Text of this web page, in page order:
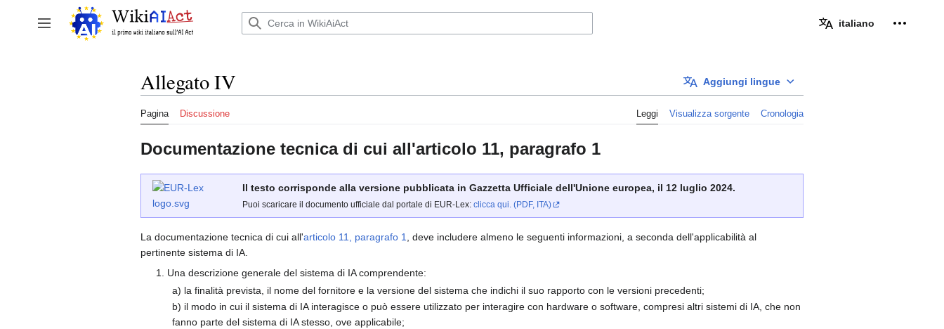
contenuto
Attiva/disattiva la barra laterale italiano
Aggiungi lingue
Allegato IV
Pagina Discussione Leggi Visualizza sorgente Cronologia
Documentazione tecnica di cui all'articolo 11, paragrafo 1
Il testo corrisponde alla versione pubblicata in Gazzetta Ufficiale dell'Unione europea, il 12 luglio 2024.
Puoi scaricare il documento ufficiale dal portale di EUR-Lex: clicca qui. (PDF, ITA)
La documentazione tecnica di cui all'articolo 11, paragrafo 1
, deve includere almeno le seguenti informazioni, a seconda dell'applicabilità al
pertinente sistema di IA.
1. Una descrizione generale del sistema di IA comprendente:
a) la finalità prevista, il nome del fornitore e la versione del sistema che indichi il suo rapporto con le versioni precedenti;
b) il modo in cui il sistema di IA interagisce o può essere utilizzato per interagire con hardware o software, compresi altri sistemi di IA, che non
fanno parte del sistema di IA stesso, ove applicabile;